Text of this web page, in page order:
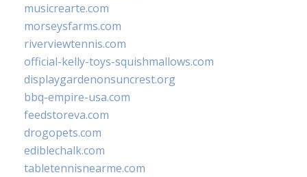
musicrearte.com
morseysfarms.com
riverviewtennis.com
official-kelly-toys-squishmallows.com
displaygardenonsuncrest.org
bbq-empire-usa.com
feedstoreva.com
drogopets.com
ediblechalk.com
tabletennisnearme.com